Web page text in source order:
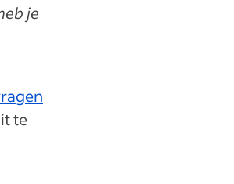
je
te